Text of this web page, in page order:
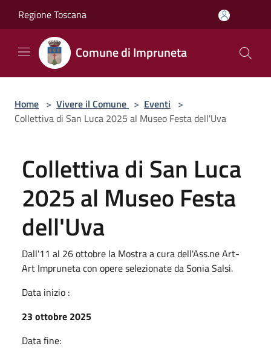
Regione Toscana
Comune di Impruneta
Home > Vivere il Comune > Eventi >
Collettiva di San Luca 2025 al Museo Festa dell'Uva
Collettiva di San Luca
2025 al Museo Festa
dell'Uva
Dall'11 al 26 ottobre la Mostra a cura dell'Ass.ne Art-
Art Impruneta con opere selezionate da Sonia Salsi.
Data inizio :
23 ottobre 2025
Data fine: